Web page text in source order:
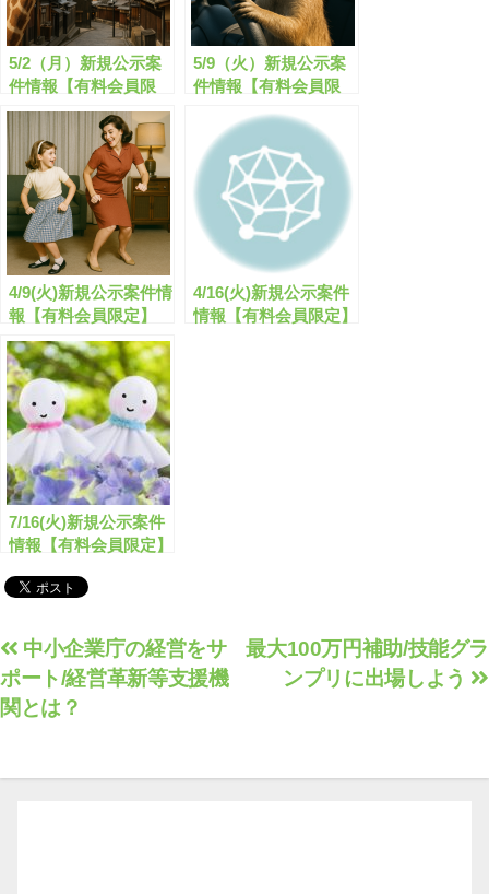
5/2（月）新規公示案
件情報【有料会員限
定】
5/9（火）新規公示案
件情報【有料会員限
4/9(火)新規公示案件情
報【有料会員限定】
4/16(火)新規公示案件
情報【有料会員限定】
7/16(火)新規公示案件
情報【有料会員限定】
投
稿
ナ
ゲ
最大100万円補助/技能グラ
ンプリに出場しよう
中小企業庁の経営をサ
ポート/経営革新等支援機
関とは？